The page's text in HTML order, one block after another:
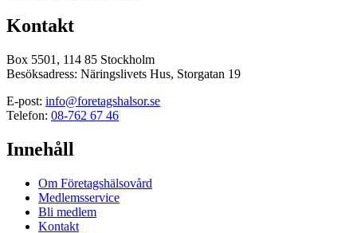
Kontakt
Box 5501, 114 85 Stockholm
Besöksadress: Näringslivets Hus, Storgatan 19
E-post: info@foretagshalsor.se
Telefon: 08-762 67 46
Innehåll
Om Företagshälsovård
Medlemsservice
Bli medlem
Kontakt